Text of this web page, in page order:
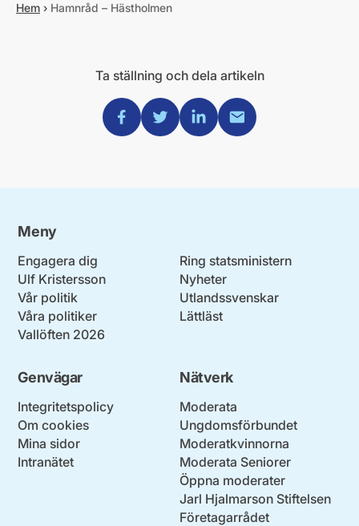
Hem › Hamnråd – Hästholmen
Ta ställning och dela artikeln
Dela via Facebook
Dela via Twitter
Dela via Linkedin
Dela via Mail
Meny
Engagera dig
Ulf Kristersson
Vår politik
Våra politiker
Vallöften 2026
Ring statsministern
Nyheter
Utlandssvenskar
Lättläst
Genvägar
Integritetspolicy
Om cookies
Mina sidor
Intranätet
Nätverk
Moderata
Ungdomsförbundet
Moderatkvinnorna
Moderata Seniorer
Öppna moderater
Jarl Hjalmarson Stiftelsen
Företagarrådet